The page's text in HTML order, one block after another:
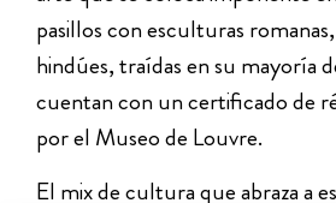
pasillos con esculturas
hindúes, traídas en su mayoría
cuentan con un certificado de
por el Museo de Louvre.
El mix de cultura que abraza a